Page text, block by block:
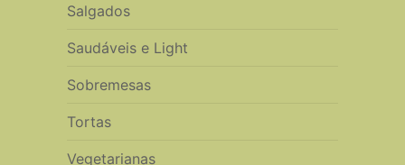
Salgados
Saudáveis e Light
Sobremesas
Tortas
Vegetarianas